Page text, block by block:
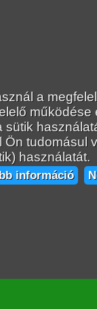
a
működése
sütik
tudomásul
használatát.
információ